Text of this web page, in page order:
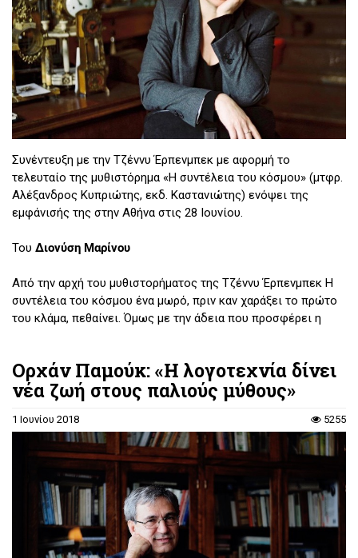
Συνέντευξη με την Τζέννυ Έρπενμπεκ με αφορμή το
τελευταίο της μυθιστόρημα «Η συντέλεια του κόσμου» (μτφρ.
Αλέξανδρος Κυπριώτης, εκδ. Καστανιώτης) ενόψει της
εμφάνισής της στην Αθήνα στις 28 Ιουνίου.
Του Διονύση Μαρίνου
Από την αρχή του μυθιστορήματος της Τζέννυ Έρπενμπεκ Η
συντέλεια του κόσμου ένα μωρό, πριν καν χαράξει το πρώτο
του κλάμα, πεθαίνει. Όμως με την άδεια που προσφέρει η
οι δυνητικές ζωές είναι τέσσερις. Μια οντολογική
περιδίνηση σε τόπο και χρόνο.
Ορχάν Παμούκ: «Η λογοτεχνία δίνει
νέα ζωή στους παλιούς μύθους»
1 Ιουνίου 2018 5255